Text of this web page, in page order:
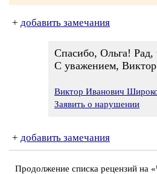
+ добавить замечания
Спасибо, Ольга! Рад,
С уважением,
Виктор Иванович
Заявить о нарушении
+ добавить замечания
Продолжение списка рецензий на